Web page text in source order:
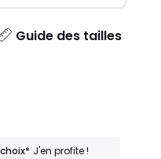
Guide des tailles
J'en profite !